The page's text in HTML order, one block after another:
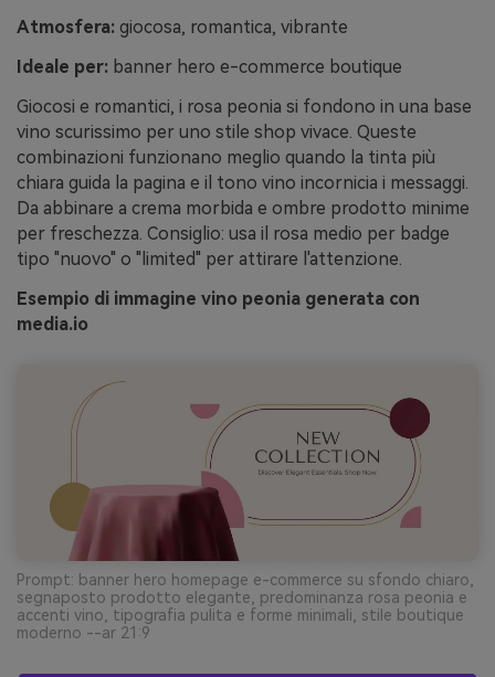
Atmosfera: giocosa, romantica, vibrante
Ideale per: banner hero e-commerce boutique
Giocosi e romantici, i rosa peonia si fondono in una base
vino scurissimo per uno stile shop vivace. Queste
combinazioni funzionano meglio quando la tinta più
chiara guida la pagina e il tono vino incornicia i messaggi.
Da abbinare a crema morbida e ombre prodotto minime
per freschezza. Consiglio: usa il rosa medio per badge
tipo "nuovo" o "limited" per attirare l'attenzione.
Esempio di immagine vino peonia generata con
media.io
Prompt: banner hero homepage e-commerce su sfondo chiaro,
segnaposto prodotto elegante, predominanza rosa peonia e
accenti vino, tipografia pulita e forme minimali, stile boutique
moderno --ar 21:9